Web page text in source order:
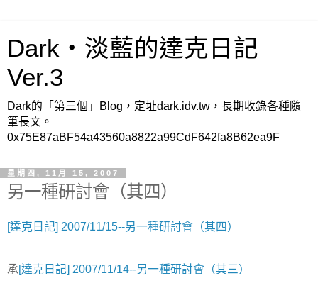
Dark‧淡藍的達克日記
Ver.3
Dark的「第三個」Blog，定址dark.idv.tw，長期收錄各種隨
筆長文。
0x75E87aBF54a43560a8822a99CdF642fa8B62ea9F
星期四, 11月 15, 2007
另一種研討會（其四）
[達克日記] 2007/11/15--另一種研討會（其四）
承[達克日記] 2007/11/14--另一種研討會（其三）